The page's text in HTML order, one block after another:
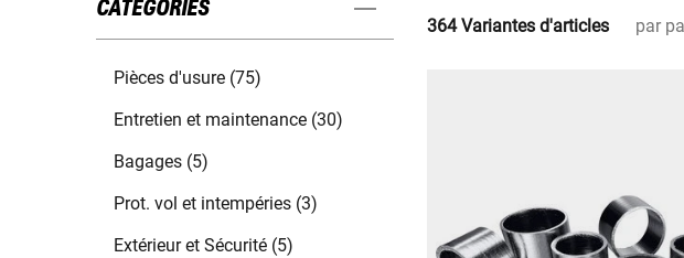
CATÉGORIES
Pièces d'usure (75)
Entretien et maintenance (30)
Bagages (5)
Prot. vol et intempéries (3)
Extérieur et Sécurité (5)
364 Variantes d'articles par